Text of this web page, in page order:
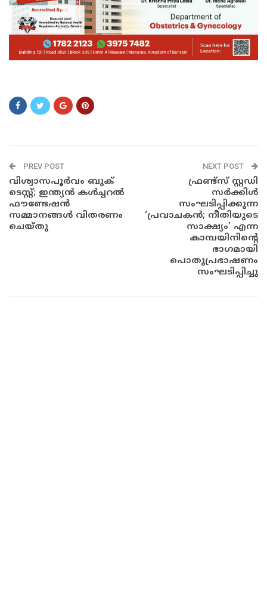
PREV POST
വിശ്വാസപൂർവം ബുക്
ടെസ്റ്റ്; ഇന്ത്യൻ കൾച്ചറൽ
ഫൗണ്ടേഷൻ
സമ്മാനങ്ങൾ വിതരണം
ചെയ്തു
NEXT POST
ഫ്രണ്ട്സ് സ്റ്റഡി
സർക്കിൾ
സംഘടിപ്പിക്കുന്ന
‘പ്രവാചകൻ; നീതിയുടെ
സാക്ഷ്യം’ എന്ന
കാമ്പയിനിന്റെ
ഭാഗമായി
പൊതുപ്രഭാഷണം
സംഘടിപ്പിച്ചു